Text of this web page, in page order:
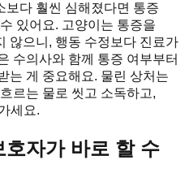
보다 훨씬 심해졌다면 통증
있어요. 고양이는 통증을
않으니, 행동 수정보다 진료가
수의사와 함께 통증 여부부터
는 게 중요해요. 물린 상처는
르는 물로 씻고 소독하고,
세요.
자가 바로 할 수